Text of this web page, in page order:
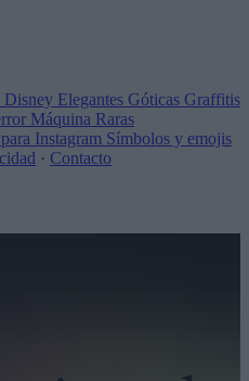
Disney Elegantes Góticas Graffitis
Máquina Raras
Instagram Símbolos y emojis
· Contacto